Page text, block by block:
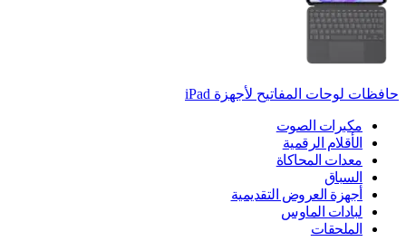
حافظات لوحات المفاتيح لأجهزة ‏iPad
مكبرات الصوت
الأقلام الرقمية
معدات المحاكاة
السباق
أجهزة العروض التقديمية
لبادات الماوس
الملحقات